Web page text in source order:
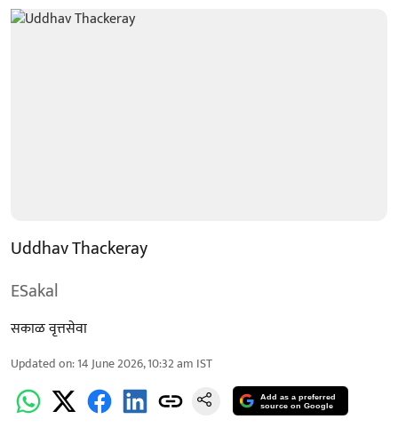
Uddhav Thackeray
ESakal
सकाळ वृत्तसेवा
Updated on:14 June 2026, 10:32 am IST
Add as a preferred
source on Google